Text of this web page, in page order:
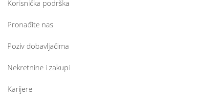
Korisnička podrška
Pronađite nas
Poziv dobavljačima
Nekretnine i zakupi
Karijere